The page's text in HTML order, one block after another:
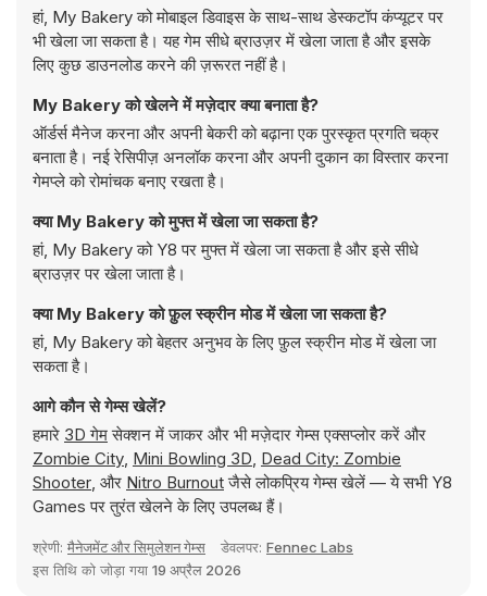
हां, My Bakery को मोबाइल डिवाइस के साथ-साथ डेस्कटॉप कंप्यूटर पर
भी खेला जा सकता है। यह गेम सीधे ब्राउज़र में खेला जाता है और इसके
लिए कुछ डाउनलोड करने की ज़रूरत नहीं है।
My Bakery को खेलने में मज़ेदार क्या बनाता है?
ऑर्डर्स मैनेज करना और अपनी बेकरी को बढ़ाना एक पुरस्कृत प्रगति चक्र
बनाता है। नई रेसिपीज़ अनलॉक करना और अपनी दुकान का विस्तार करना
गेमप्ले को रोमांचक बनाए रखता है।
क्या My Bakery को मुफ्त में खेला जा सकता है?
हां, My Bakery को Y8 पर मुफ्त में खेला जा सकता है और इसे सीधे
ब्राउज़र पर खेला जाता है।
क्या My Bakery को फ़ुल स्क्रीन मोड में खेला जा सकता है?
हां, My Bakery को बेहतर अनुभव के लिए फ़ुल स्क्रीन मोड में खेला जा
सकता है।
आगे कौन से गेम्स खेलें?
हमारे 3D गेमसेक्शन में जाकर और भी मज़ेदार गेम्स एक्सप्लोर करें और
Zombie City, Mini Bowling 3D, Dead City: Zombie
Shooter, और Nitro Burnoutजैसे लोकप्रिय गेम्स खेलें — ये सभी Y8
Games पर तुरंत खेलने के लिए उपलब्ध हैं।
श्रेणी: मैनेजमेंट और सिमुलेशन गेम्स डेवलपर: Fennec Labs
इस तिथि को जोड़ा गया 19 अप्रैल 2026